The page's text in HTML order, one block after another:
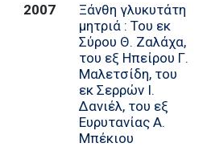
2007
Ξάνθη γλυκυτάτη
μητριά : Του εκ
Σύρου Θ. Ζαλάχα,
του εξ Ηπείρου Γ.
Μαλετσίδη, του
εκ Σερρών Ι.
Δανιέλ, του εξ
Ευρυτανίας Α.
Μπέκιου